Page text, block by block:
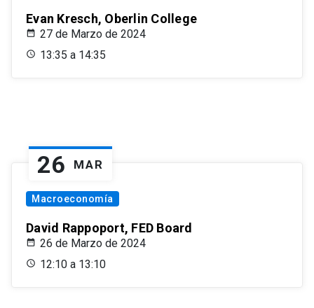
Evan Kresch, Oberlin College
27 de Marzo de 2024
13:35 a 14:35
26 MAR
Macroeconomía
David Rappoport, FED Board
26 de Marzo de 2024
12:10 a 13:10